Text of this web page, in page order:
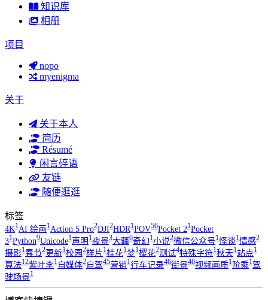
知识库
相册
项目
nopo
myenigma
关于
关于本人
简历
Résumé
闲言碎语
友链
随便逛逛
标签
4K1AI 绘画1Action 5 Pro2DJI2HDR1POV56Pocket 21Pocket
31Python9Unicode1声明 1夜景3大疆6奇幻1小说2微信公众号1怪谈1情感2
摄影1春节2更新1校园2样片1桂花1梦1樱花2测试4特殊字符1秋天1站点1
算法12紫叶李1自媒体2自驾45营销1行车记录46街景46视频画质1阶乘1驾
驶场景1